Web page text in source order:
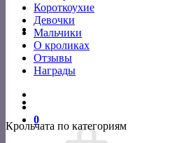
Короткоухие
Девочки
Мальчики
О кроликах
Отзывы
Награды
0
Крольчата по категориям